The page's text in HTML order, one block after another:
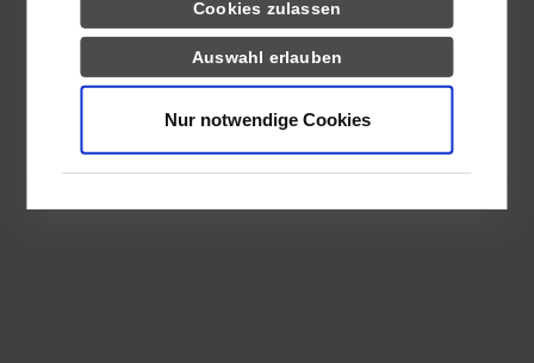
Informationen möglicherweise mit weiteren
Daten zusammen, die Sie ihnen bereitgestellt
haben oder die sie im Rahmen Ihrer Nutzung
Präferenzen
Statistiken
Drittanbieter-Cookies (u.a.
Cookies zulassen
Auswahl erlauben
Nur notwendige Cookies